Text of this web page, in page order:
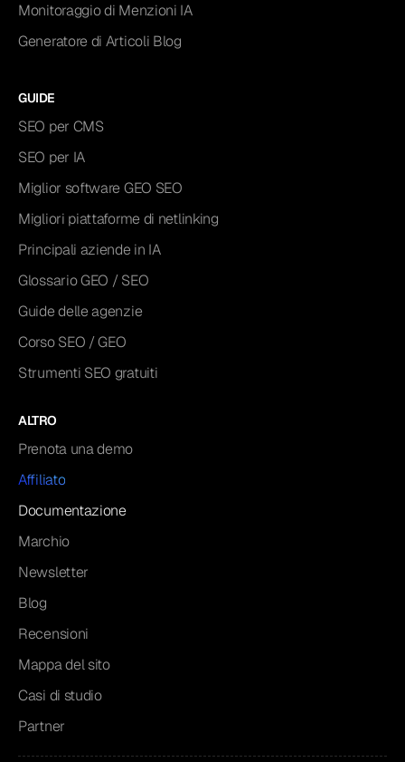
Monitoraggio di Menzioni IA
Generatore di Articoli Blog
GUIDE
SEO per CMS
SEO per IA
Miglior software GEO SEO
Migliori piattaforme di netlinking
Principali aziende in IA
Glossario GEO / SEO
Guide delle agenzie
Corso SEO / GEO
Strumenti SEO gratuiti
ALTRO
Prenota una demo
Affiliato
Documentazione
Marchio
Newsletter
Blog
Recensioni
Mappa del sito
Casi di studio
Partner